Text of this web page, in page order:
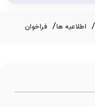
اطلاعیه ها فراخوان